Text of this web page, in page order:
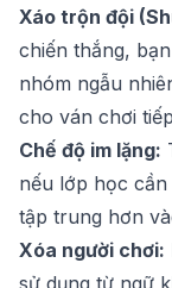
Xáo trộn đội
chiến thắng,
nhóm ngẫu
cho ván chơi
Chế độ im lặng:
nếu lớp học
tập trung hơn
Xóa người chơi: